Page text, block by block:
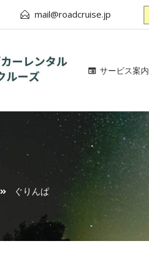
mail@roadcruise.jp
サービス案内
ぐりんぱ